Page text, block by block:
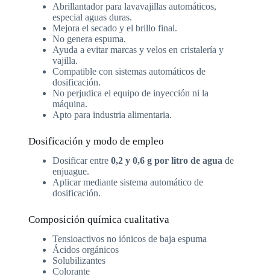
Abrillantador para lavavajillas automáticos,
especial aguas duras.
Mejora el secado y el brillo final.
No genera espuma.
Ayuda a evitar marcas y velos en cristalería y
vajilla.
Compatible con sistemas automáticos de
dosificación.
No perjudica el equipo de inyección ni la
máquina.
Apto para industria alimentaria.
Dosificación y modo de empleo
Dosificar entre 0,2 y 0,6 g por litro de agua de
enjuague.
Aplicar mediante sistema automático de
dosificación.
Composición química cualitativa
Tensioactivos no iónicos de baja espuma
Ácidos orgánicos
Solubilizantes
Colorante